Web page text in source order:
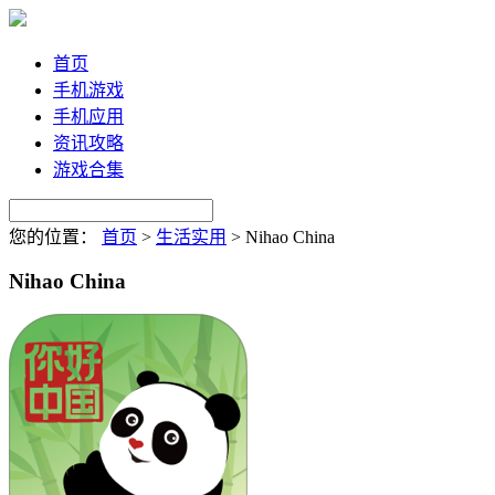
首页
手机游戏
手机应用
资讯攻略
游戏合集
您的位置： 首页 > 生活实用 > Nihao China
Nihao China